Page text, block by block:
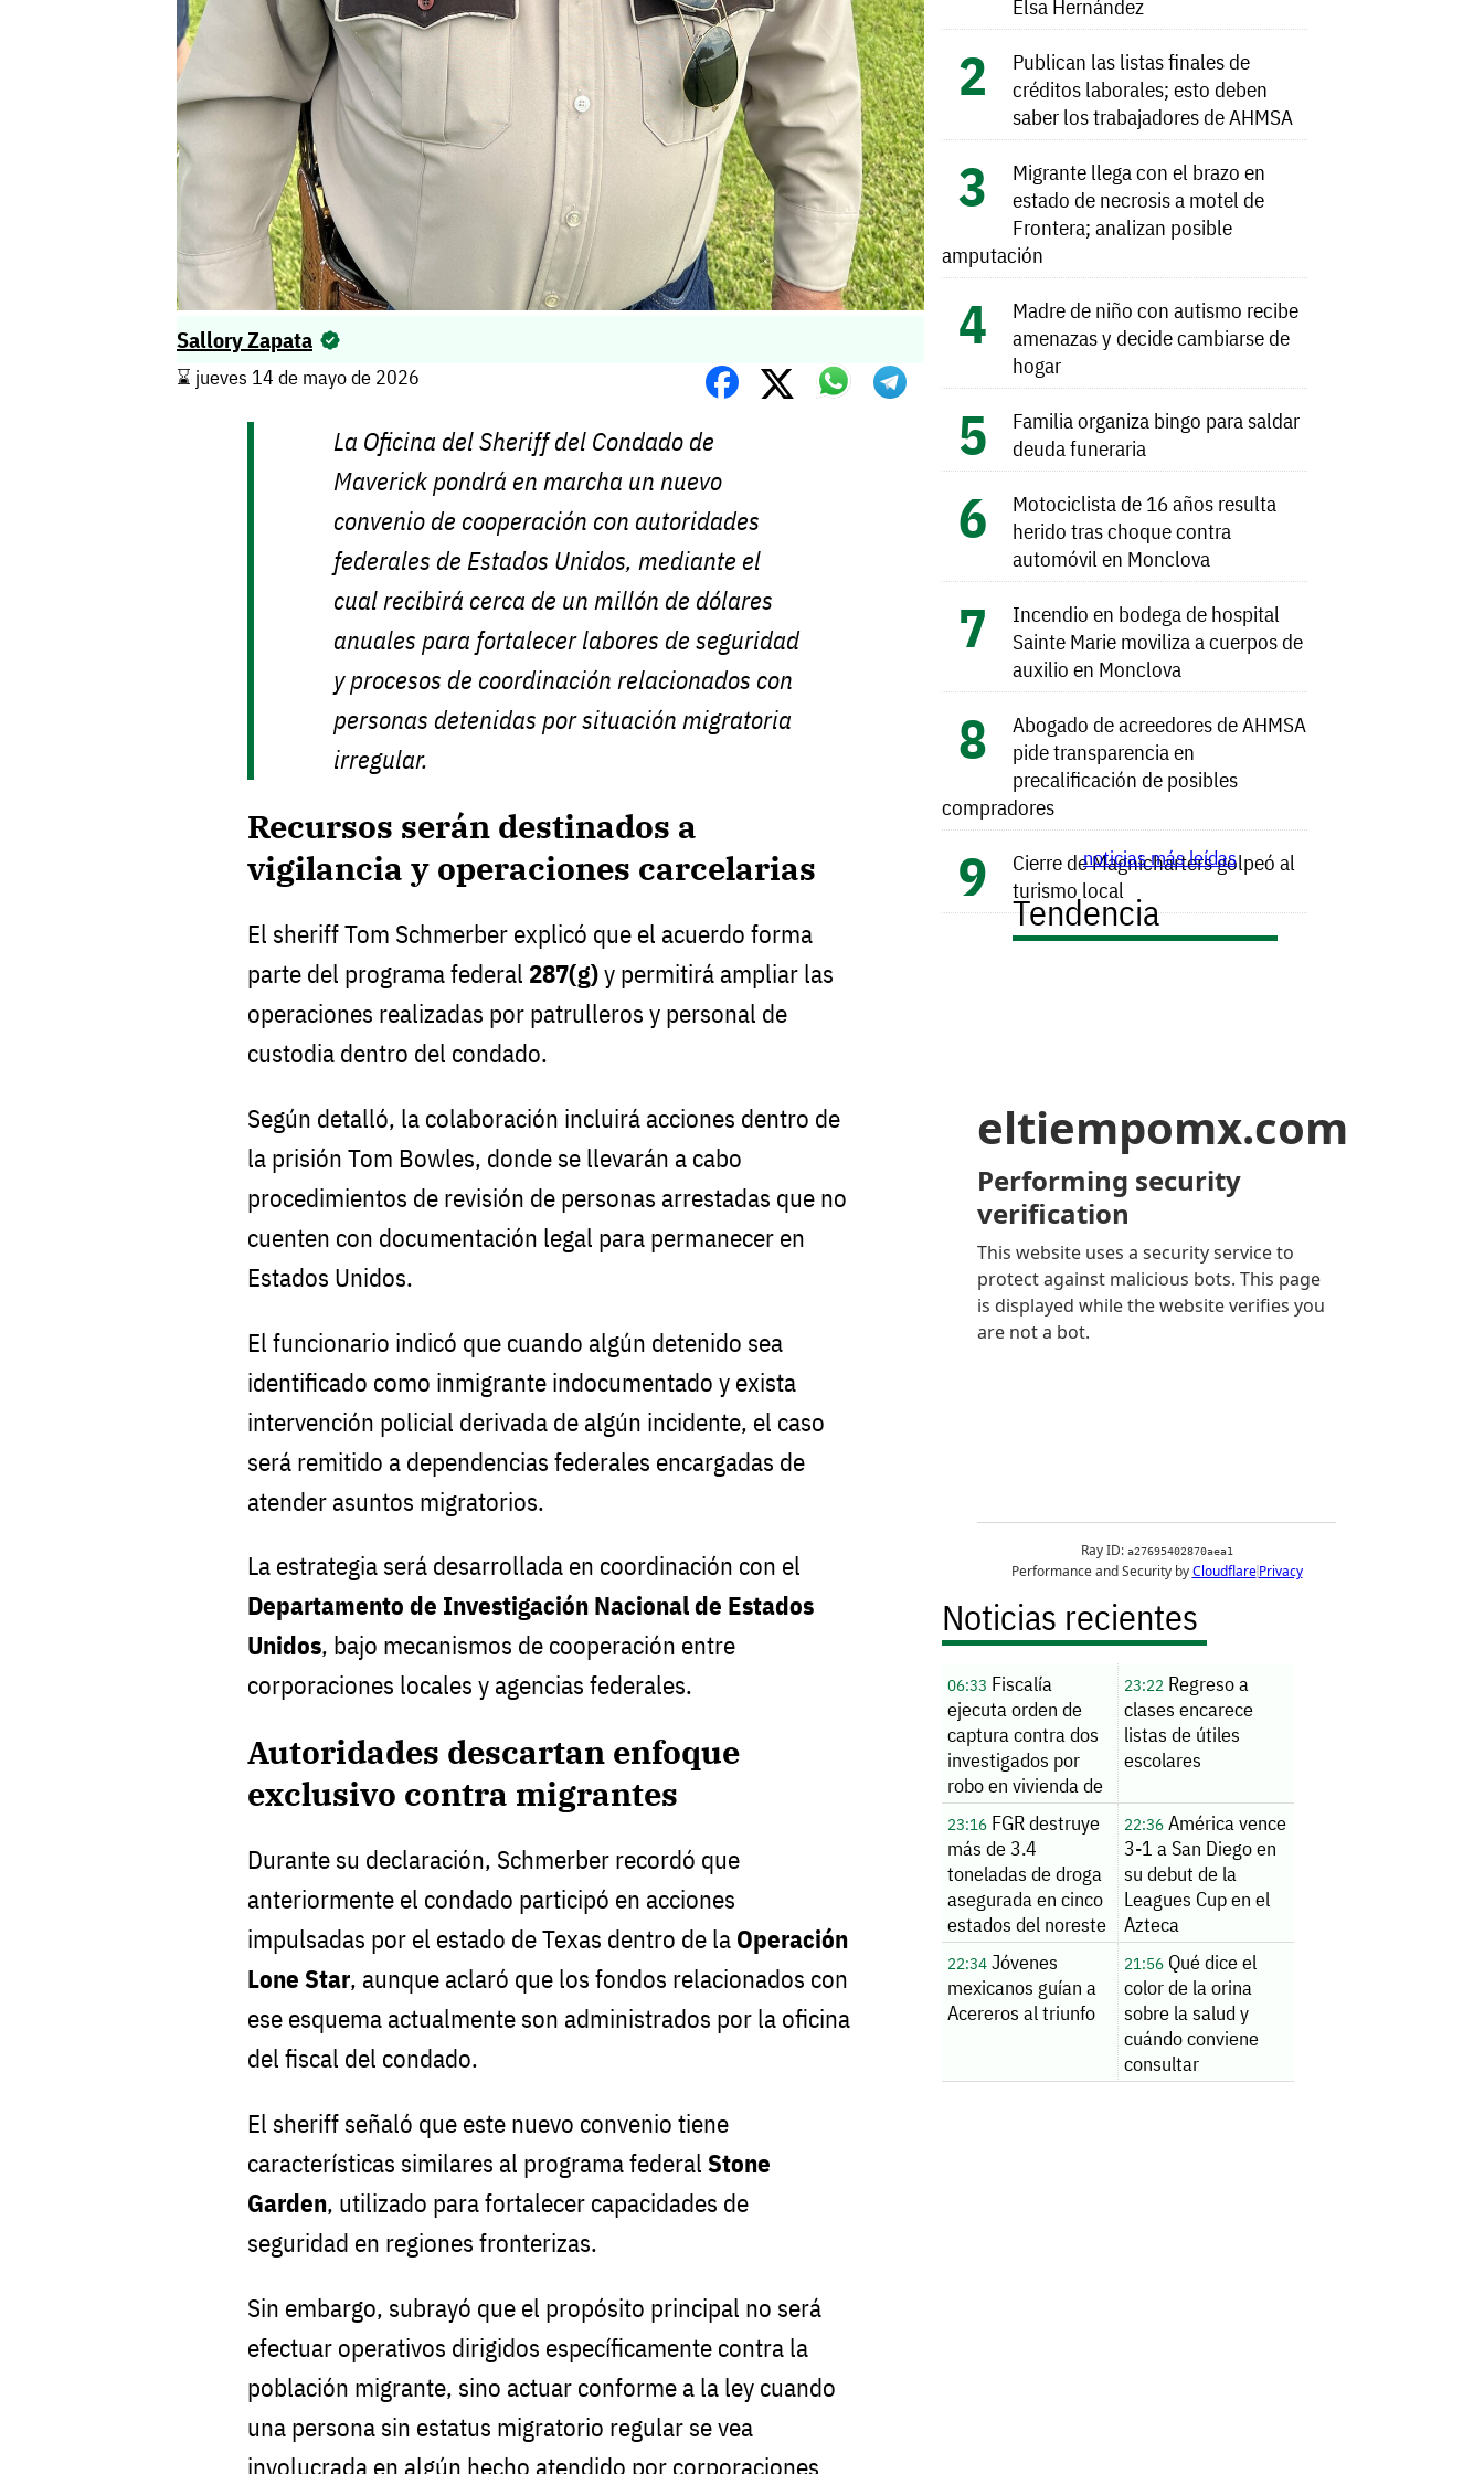
Sallory Zapata
⌛️ jueves 14 de mayo de 2026
La Oficina del Sheriff del Condado de
Maverick pondrá en marcha un nuevo
convenio de cooperación con autoridades
federales de Estados Unidos, mediante el
cual recibirá cerca de un millón de dólares
anuales para fortalecer labores de seguridad
y procesos de coordinación relacionados con
personas detenidas por situación migratoria
irregular.
Recursos serán destinados a
vigilancia y operaciones carcelarias
El sheriff Tom Schmerber explicó que el acuerdo forma
parte del programa federal 287(g)y permitirá ampliar las
operaciones realizadas por patrulleros y personal de
custodia dentro del condado.
Según detalló, la colaboración incluirá acciones dentro de
la prisión Tom Bowles, donde se llevarán a cabo
procedimientos de revisión de personas arrestadas que no
cuenten con documentación legal para permanecer en
Estados Unidos.
El funcionario indicó que cuando algún detenido sea
identificado como inmigrante indocumentado y exista
intervención policial derivada de algún incidente, el caso
será remitido a dependencias federales encargadas de
atender asuntos migratorios.
La estrategia será desarrollada en coordinación con el
Departamento de Investigación Nacional de Estados
Unidos, bajo mecanismos de cooperación entre
corporaciones locales y agencias federales.
Autoridades descartan enfoque
exclusivo contra migrantes
Durante su declaración, Schmerber recordó que
anteriormente el condado participó en acciones
impulsadas por el estado de Texas dentro de la Operación
Lone Star, aunque aclaró que los fondos relacionados con
ese esquema actualmente son administrados por la oficina
del fiscal del condado.
El sheriff señaló que este nuevo convenio tiene
características similares al programa federal Stone
Garden, utilizado para fortalecer capacidades de
seguridad en regiones fronterizas.
Sin embargo, subrayó que el propósito principal no será
efectuar operativos dirigidos específicamente contra la
población migrante, sino actuar conforme a la ley cuando
una persona sin estatus migratorio regular se vea
involucrada en algún hecho atendido por corporaciones
Elsa Hernández
Publican las listas finales de
créditos laborales; esto deben
saber los trabajadores de AHMSA
Migrante llega con el brazo en
estado de necrosis a motel de
Frontera; analizan posible
amputación
Madre de niño con autismo recibe
amenazas y decide cambiarse de
hogar
Familia organiza bingo para saldar
deuda funeraria
Motociclista de 16 años resulta
herido tras choque contra
automóvil en Monclova
Incendio en bodega de hospital
Sainte Marie moviliza a cuerpos de
auxilio en Monclova
Abogado de acreedores de AHMSA
pide transparencia en
precalificación de posibles
compradores
Cierre de Magnicharters golpeó al
turismo local
noticias más leídas
Tendencia
Noticias recientes
06:33 Fiscalía
ejecuta orden de
captura contra dos
investigados por
robo en vivienda de
Allende
23:22Regreso a
clases encarece
listas de útiles
escolares
23:16 FGR destruye
más de 3.4
toneladas de droga
asegurada en cinco
estados del noreste
22:36América vence
3-1 a San Diego en
su debut de la
Leagues Cup en el
Azteca
22:34 Jóvenes
mexicanos guían a
Acereros al triunfo
21:56Qué dice el
color de la orina
sobre la salud y
cuándo conviene
consultar